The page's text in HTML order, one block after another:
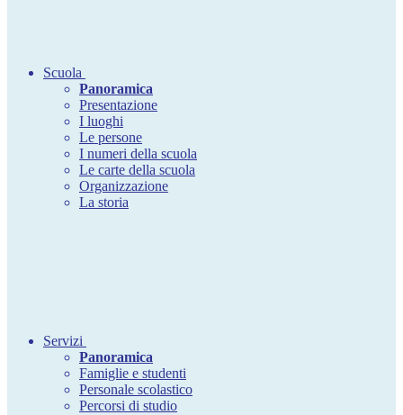
Scuola
Panoramica
Presentazione
I luoghi
Le persone
I numeri della scuola
Le carte della scuola
Organizzazione
La storia
Servizi
Panoramica
Famiglie e studenti
Personale scolastico
Percorsi di studio